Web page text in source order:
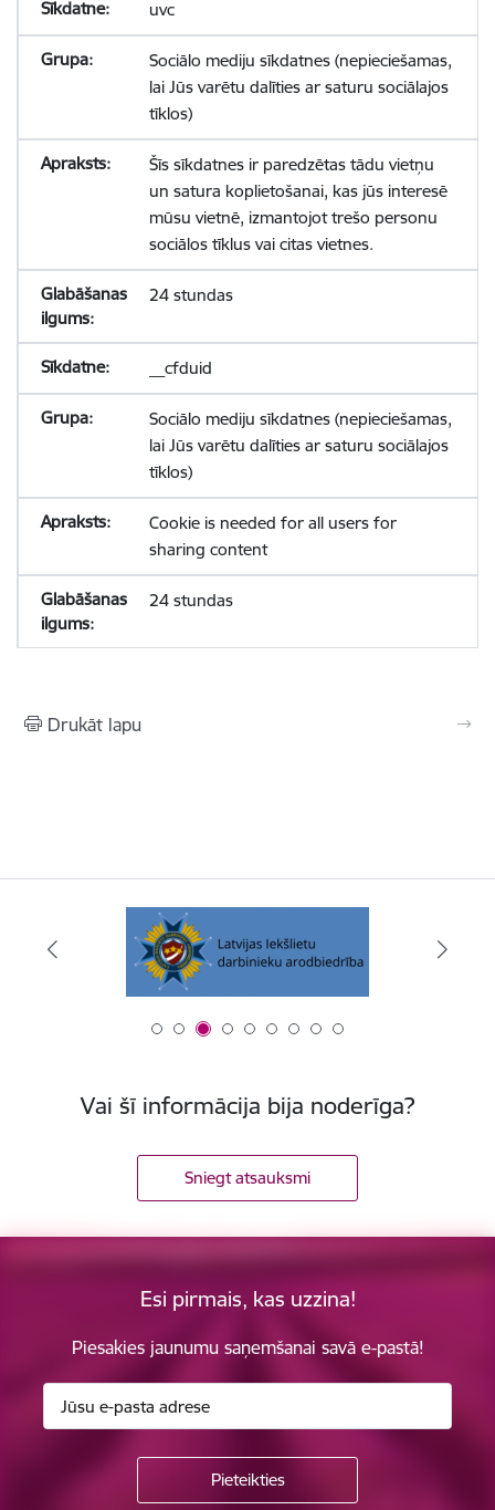
uvc
Sociālo mediju sīkdatnes (nepieciešamas,
lai Jūs varētu dalīties ar saturu sociālajos
tīklos)
Šīs sīkdatnes ir paredzētas tādu vietņu
un satura koplietošanai, kas jūs interesē
mūsu vietnē, izmantojot trešo personu
sociālos tīklus vai citas vietnes.
24 stundas
__cfduid
Sociālo mediju sīkdatnes (nepieciešamas,
lai Jūs varētu dalīties ar saturu sociālajos
tīklos)
Cookie is needed for all users for
sharing content
24 stundas
Drukāt lapu
Vai šī informācija bija noderīga?
Sniegt atsauksmi
Esi pirmais, kas uzzina!
Piesakies jaunumu saņemšanai savā e-pastā!